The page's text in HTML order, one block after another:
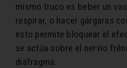
mismo truco es beber un
respirar, o hacer gárgaras
esto permite bloquear el
se actúa sobre el nervio
diafragma.